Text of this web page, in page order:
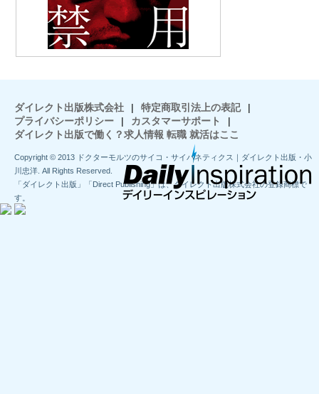
ダイレクト出版株式会社 | 特定商取引法上の表記
|
プライバシーポリシー
| カスタマーサポート
|
ダイレクト出版で働く？求人情報 転職 就活はここ
Copyright © 2013 ドクターモルツのサイコ・サイバネティクス｜ダイレクト出版・小
川忠洋. All Rights Reserved.
「ダイレクト出版」「Direct Publishing」は、ダイレクト出版株式会社の登録商標で
す。